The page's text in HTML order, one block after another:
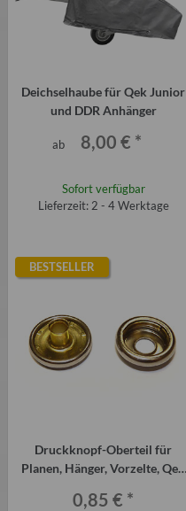
Deichselhaube für Qek Junior
und DDR Anhänger
ab 8,00 € *
Sofort verfügbar
Lieferzeit: 2 - 4 Werktage
BESTSELLER
Druckknopf-Oberteil für
Planen, Hänger, Vorzelte, Qek
0,85 € *